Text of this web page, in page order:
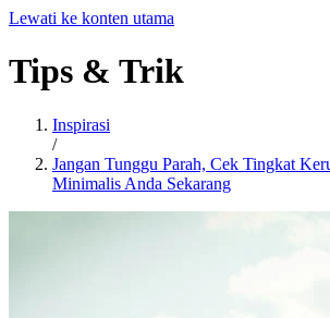
Lewati ke konten utama
Tips & Trik
Inspirasi
/
Jangan Tunggu Parah, Cek Tingkat
Minimalis Anda Sekarang